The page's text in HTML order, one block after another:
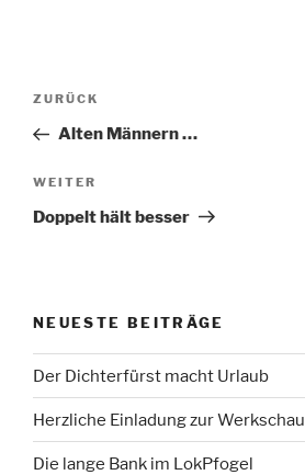
Beitragsnavigation
Vorheriger
Beitrag
ZURÜCK
Alten Männern …
Nächster
Beitrag
WEITER
Doppelt hält besser
NEUESTE BEITRÄGE
Der Dichterfürst macht Urlaub
Herzliche Einladung zur Werkschau
Die lange Bank im LokPfogel